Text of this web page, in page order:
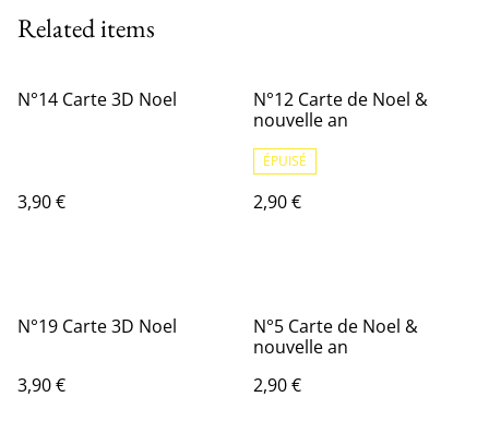
Related items
N°14 Carte 3D Noel
3,90 €
N°12 Carte de Noel &
nouvelle an
ÉPUISÉ
2,90 €
N°19 Carte 3D Noel
3,90 €
N°5 Carte de Noel &
nouvelle an
2,90 €